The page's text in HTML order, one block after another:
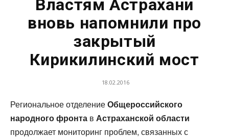
Властям Астрахани
вновь напомнили про
закрытый
Кирикилинский мост
18.02.2016
Региональное отделениеОбщероссийского
народного фронта в Астраханской области
продолжает мониторинг проблем, связанных с